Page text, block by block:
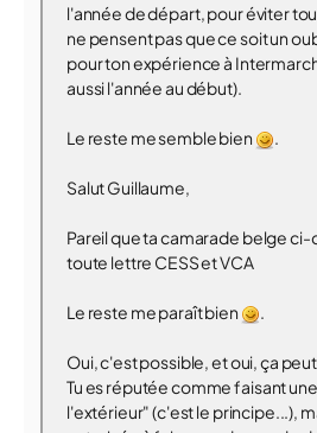
l'année de départ, pour éviter
ne pensent pas que ce soit un
pour ton expérience à
aussi l'année au début).
Le reste me semble bien .
Salut Guillaume,
Pareil que ta camarade belge ci-
toute lettre CESS et VCA
Le reste me paraît bien .
Oui, c'est possible, et oui, ça
Tu es réputée comme faisant
l'extérieur" (c'est le principe...),